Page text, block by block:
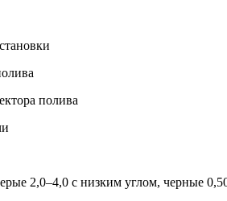
полива
2,0–4,0 с низким углом, черные